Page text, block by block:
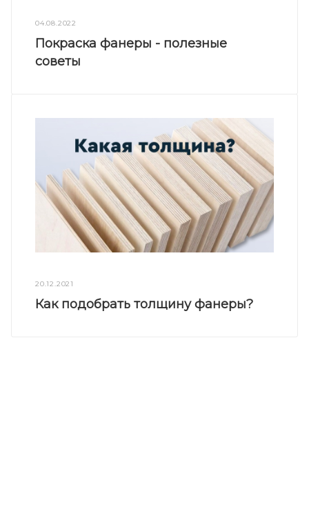
04.08.2022
Покраска фанеры - полезные
советы
20.12.2021
Как подобрать толщину фанеры?